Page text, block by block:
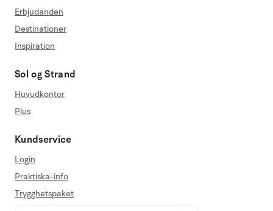
Erbjudanden
Destinationer
Inspiration
Sol og Strand
Huvudkontor
Plus
Kundservice
Login
Praktiska-info
Trygghetspaket